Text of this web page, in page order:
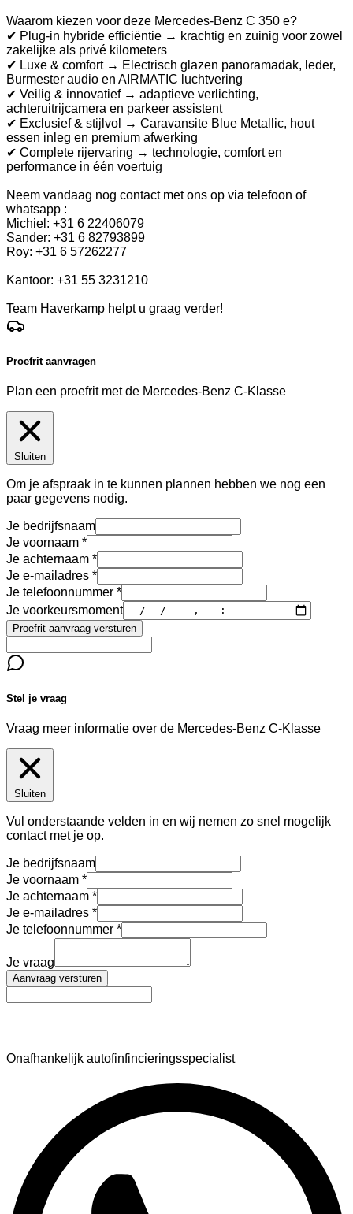
Waarom kiezen voor deze Mercedes-Benz C 350 e?
✔ Plug-in hybride efficiëntie → krachtig en zuinig voor zowel
zakelijke als privé kilometers
✔ Luxe & comfort → Electrisch glazen panoramadak, leder,
Burmester audio en AIRMATIC luchtvering
✔ Veilig & innovatief → adaptieve verlichting,
achteruitrijcamera en parkeer assistent
✔ Exclusief & stijlvol → Caravansite Blue Metallic, hout
essen inleg en premium afwerking
✔ Complete rijervaring → technologie, comfort en
performance in één voertuig
Neem vandaag nog contact met ons op via telefoon of
whatsapp :
Michiel: +31 6 22406079
Sander: +31 6 82793899
Roy: +31 6 57262277
Kantoor: +31 55 3231210
Team Haverkamp helpt u graag verder!
Proefrit aanvragen
Plan een proefrit met de Mercedes-Benz C-Klasse
Sluiten
Om je afspraak in te kunnen plannen hebben we nog een
paar gegevens nodig.
Je bedrijfsnaam
Je voornaam
Je achternaam
Je e-mailadres
Je telefoonnummer
Je voorkeursmoment
Proefrit aanvraag versturen
Stel je vraag
Vraag meer informatie over de Mercedes-Benz C-Klasse
Sluiten
Vul onderstaande velden in en wij nemen zo snel mogelijk
contact met je op.
Je bedrijfsnaam
Je voornaam
Je achternaam
Je e-mailadres
Je telefoonnummer
Je vraag
Aanvraag versturen
Onafhankelijk autofinfincieringsspecialist